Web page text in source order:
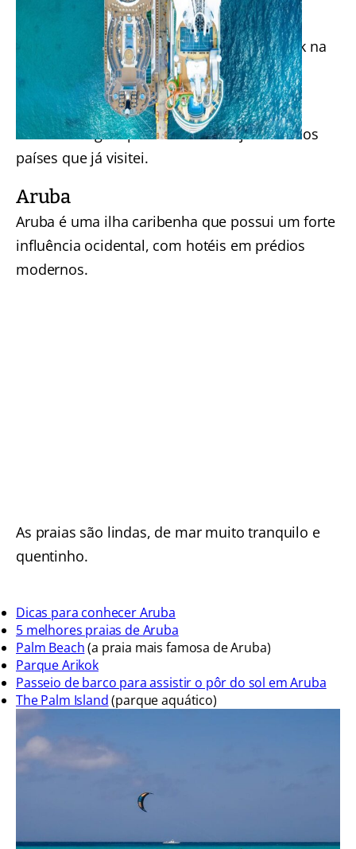
Abra sua conta Nomadcom o meu cupom
LETSFLY e ganhe até 40 dólares de cashback na
primeira conversão de real para dólar.
Países do Caribe
Dicas de viagem para o Caribe. Veja abaixo os
países que já visitei.
Aruba
Aruba é uma ilha caribenha que possui um forte
influência ocidental, com hotéis em prédios
modernos.
As praias são lindas, de mar muito tranquilo e
quentinho.
Dicas para conhecer Aruba
5 melhores praias de Aruba
Palm Beach(a praia mais famosa de Aruba)
Parque Arikok
Passeio de barco para assistir o pôr do sol em Aruba
The Palm Island(parque aquático)